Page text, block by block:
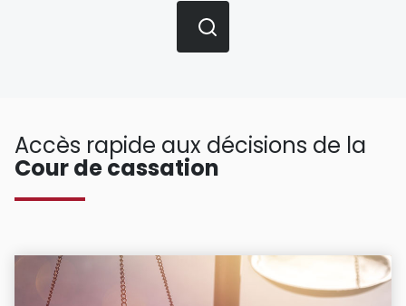
Accès rapide aux décisions de la
Cour de cassation